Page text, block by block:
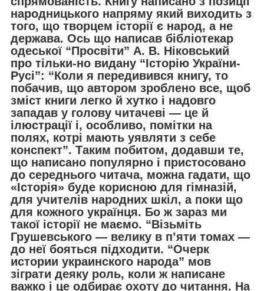
народницького напряму який виходить з
того, що творцем історії є народ, а не
держава. Ось що написав бібліотекар
одеської “Просвіти” А. В. Ніковський
про тільки-но видану “Історію України-
Русі”: “Коли я передивився книгу, то
побачив, що автором зроблено все, щоб
зміст книги легко й хутко і надовго
западав у голову читачеві — це й
ілюстрації і, особливо, помітки на
полях, котрі мають уявляти з себе
конспект”. Таким побитом, додавши те,
що написано популярно і пристосовано
до середнього читача, можна гадати, що
«Історія» буде корисною для гімназій,
для учителів народних шкіл, а поки що
для кожного українця. Бо ж зараз ми
такої історії не маємо. “Візьміть
Грушевського — велику в п’яти томах —
до неї бояться підходити. “Очерк
истории украинского народа” мов
зіграти деяку роль, коли ж написане
важко і це одбирає охоту до читання. На